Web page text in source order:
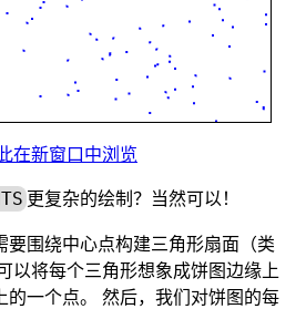
在新窗口中浏览
更复杂的绘制？当然可以！
要围绕中心点构建三角形扇面（类
以将每个三角形想象成饼图边缘上
的一个点。 然后，我们对饼图的每